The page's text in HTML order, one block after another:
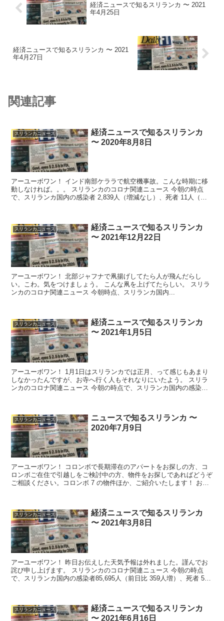
経済ニュースで知るスリランカ 〜 2021
年4月25日
経済ニュースで知るスリランカ 〜 2021
年4月27日
関連記事
スリランカニュース
経済ニュースで知るスリランカ
〜 2020年8月8日
アーユーボワン！ インド南部ケララで航空機事故。こんな時期に移
動しなければ。。。 スリランカのコロナ関連ニュース 今朝の時点
で、スリランカ国内の感染者 2,839人（増減なし）、死者 11人（増
スリランカニュース
経済ニュースで知るスリランカ
〜 2021年12月22日
アーユーボワン！ 北部ジャフナで凧揚げしてたら人が飛んだらし
い。こわ。気をつけましょう。 こんな凧を上げてたらしい。 スリラ
ンカのコロナ関連ニュース 今朝時点、スリランカ国内...
スリランカニュース
経済ニュースで知るスリランカ
〜 2021年1月5日
アーユーボワン！ 1月1日はスリランカでは正月、って感じもあまり
しなかったんですが、お寺へ行く人もそれなりにいたよう。 スリラ
ンカのコロナ関連ニュース 今朝の時点で、スリランカ国内の感染者
スリランカニュース
ニュースで知るスリランカ 〜
2020年7月9日
アーユーボワン！ コロンボで長期滞在のアパートをお探しの方、コ
ロンボご在住で引越しをご検討中の方、物件をお探しであればどうぞ
ご相談ください。コロンボ 7 の物件ほか、ご紹介いたします！ お問
スリランカニュース
経済ニュースで知るスリランカ
〜 2021年3月8日
アーユーボワン！ 昨日お伝えした天気予報は外れました。謹んでお
詫び申し上げます。 スリランカのコロナ関連ニュース 今朝の時点
で、スリランカ国内の感染者85,695人（前日比 359人増）、死者 502
スリランカニュース
経済ニュースで知るスリランカ
〜 2021年6月16日